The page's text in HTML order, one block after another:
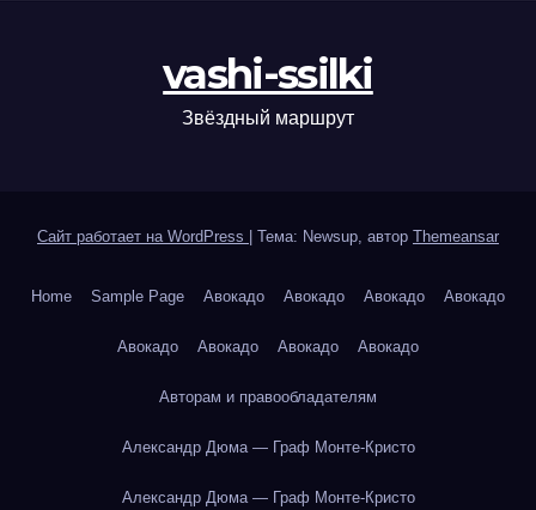
vashi-ssilki
Звёздный маршрут
Сайт работает на WordPress Тема: Newsup, автор Themeansar
Home Sample Page Авокадо Авокадо Авокадо Авокадо
Авокадо Авокадо Авокадо Авокадо
Авторам и правообладателям
Александр Дюма — Граф Монте-Кристо
Александр Дюма — Граф Монте-Кристо